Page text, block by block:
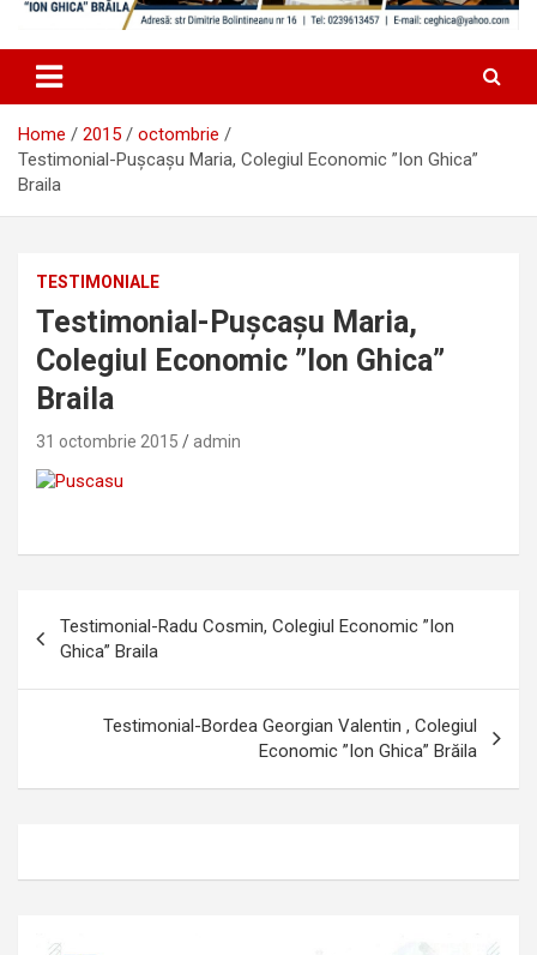
Home 2015
octombrie
Testimonial-Pușcașu Maria, Colegiul Economic ”Ion Ghica”
Braila
TESTIMONIALE
Testimonial-Pușcașu Maria,
Colegiul Economic ”Ion Ghica”
Braila
31 octombrie 2015 admin
în
articole
Testimonial-Radu Cosmin, Colegiul Economic ”Ion
Ghica” Braila
Testimonial-Bordea Georgian Valentin , Colegiul
Economic ”Ion Ghica” Brăila